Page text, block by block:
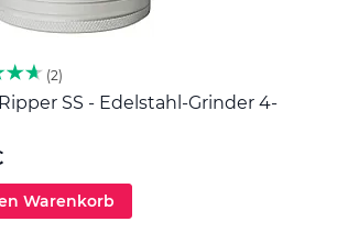
2
SS - Edelstahl-Grinder 4-
Warenkorb